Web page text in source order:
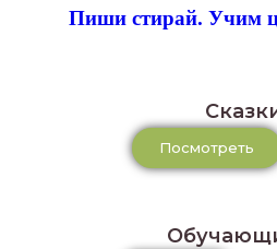
Пиши стирай. Учим
Посмотреть